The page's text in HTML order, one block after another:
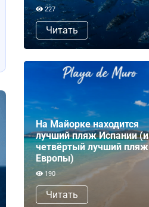
227
Читать
На Майорке находится
лучший пляж Испании (и
четвёртый лучший пляж
Европы)
190
Читать